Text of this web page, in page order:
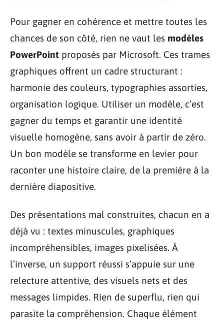
Pour gagner en cohérence et mettre toutes les
chances de son côté, rien ne vaut les modèles
PowerPoint proposés par Microsoft. Ces trames
graphiques offrent un cadre structurant :
harmonie des couleurs, typographies assorties,
organisation logique. Utiliser un modèle, c’est
gagner du temps et garantir une identité
visuelle homogène, sans avoir à partir de zéro.
Un bon modèle se transforme en levier pour
raconter une histoire claire, de la première à la
dernière diapositive.
Des présentations mal construites, chacun en a
déjà vu : textes minuscules, graphiques
incompréhensibles, images pixelisées. À
l’inverse, un support réussi s’appuie sur une
relecture attentive, des visuels nets et des
messages limpides. Rien de superflu, rien qui
parasite la compréhension. Chaque élément